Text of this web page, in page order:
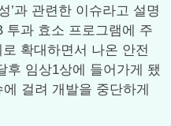
’과 관련한 이슈라고 설명
투과 효소 프로그램에 주
확대하면서 나온 안전
후 임상1상에 들어가게 됐
걸려 개발을 중단하게